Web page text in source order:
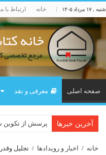
شنبه , ۱۷ مرداد ۱۴۰۵ خانه ارتباط با
صفحه اصلی معرفی و نقد
آخرین خبرها پرسش از تکوین
خانه / اخبار و رویدادها / تجلیل